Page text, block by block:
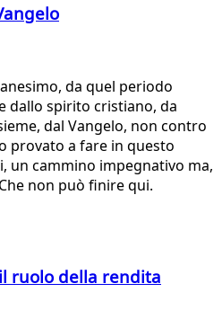
da quel periodo
dallo spirito cristiano, da
dal Vangelo, non contro
provato a fare in questo
un cammino impegnativo ma,
non può finire qui.
ruolo della rendita